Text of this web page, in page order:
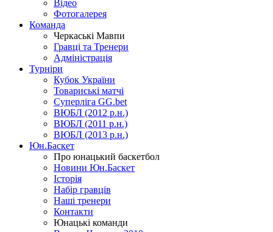
Відео
Фотогалерея
Команда
Черкаські Мавпи
Гравці та Тренери
Адміністрація
Турніри
Кубок України
Товариські матчі
Суперліга GG.bet
ВЮБЛ (2012 р.н.)
ВЮБЛ (2011 р.н.)
ВЮБЛ (2013 р.н.)
Юн.Баскет
Про юнацький баскетбол
Новини Юн.Баскет
Історія
Набір гравців
Наші тренери
Контакти
Юнацькі команди